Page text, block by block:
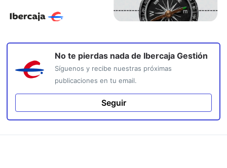
No te pierdas nada de Ibercaja Gestión
Síguenos y recibe nuestras próximas
publicaciones en tu email.
Seguir